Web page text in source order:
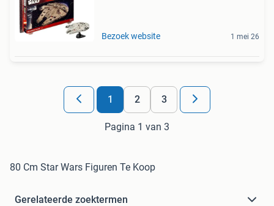
Bezoek website 1 mei 26
1 2 3
Pagina 1 van 3
80 Cm Star Wars Figuren Te Koop
Gerelateerde zoektermen